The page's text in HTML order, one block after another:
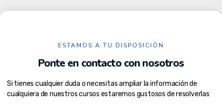
ESTAMOS A TU DISPOSICIÓN
Ponte en contacto con nosotros
Si tienes cualquier duda o necesitas ampliar la información de
cualquiera de nuestros cursos estaremos gustosos de resolverlas